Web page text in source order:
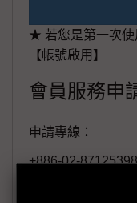
★ 若您是第一次使
【帳號啟用】
會員服務申
申請專線：
+886-02-